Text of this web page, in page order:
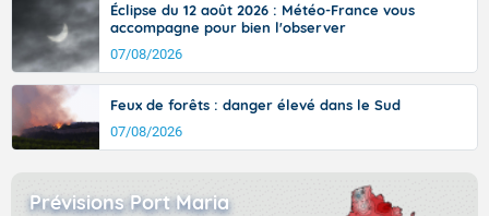
Éclipse du 12 août 2026 : Météo-France vous
accompagne pour bien l'observer
07/08/2026
Feux de forêts : danger élevé dans le Sud
07/08/2026
Prévisions Port Maria